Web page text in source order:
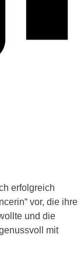
erfolgreich
vor, die ihre
und die
mit